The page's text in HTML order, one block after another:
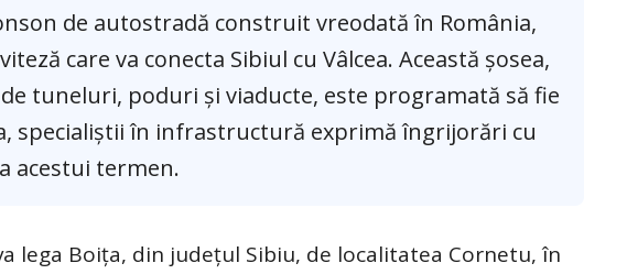
de autostradă construit vreodată în România,
care va conecta Sibiul cu Vâlcea. Această șosea,
tuneluri, poduri și viaducte, este programată să fie
specialiștii în infrastructură exprimă îngrijorări cu
acestui termen.
lega Boiţa, din judeţul Sibiu, de localitatea Cornetu, în